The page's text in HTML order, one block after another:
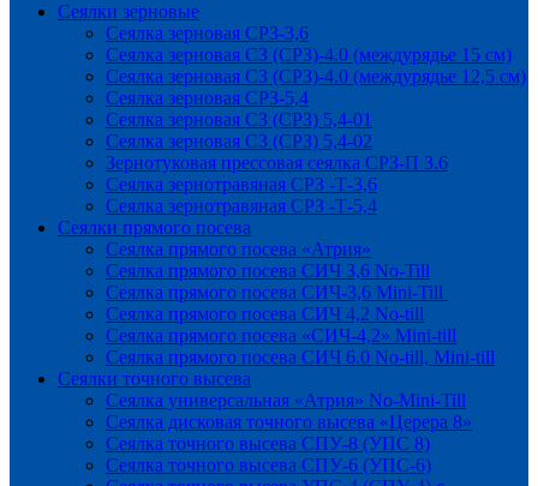
Сеялки зерновые
Сеялка зерновая СРЗ-3,6
Сеялка зерновая СЗ (СРЗ)-4.0 (междурядье 15 см)
Сеялка зерновая СЗ (СРЗ)-4.0 (междурядье 12,5 см)
Сеялка зерновая СРЗ-5,4
Сеялка зерновая СЗ (СРЗ) 5,4-01
Сеялка зерновая СЗ (СРЗ) 5,4-02
Зернотуковая прессовая сеялка СРЗ-П 3.6
Сеялка зернотравяная СРЗ -Т-3,6
Сеялка зернотравяная СРЗ -Т-5,4
Сеялки прямого посева
Сеялка прямого посева «Атрия»
Сеялка прямого посева СИЧ 3,6 No-Till
Сеялка прямого посева СИЧ-3,6 Mini-Till
Сеялка прямого посева СИЧ 4,2 No-till
Сеялка прямого посева «СИЧ-4,2» Mini-till
Сеялка прямого посева СИЧ 6.0 No-till, Mini-till
Сеялки точного высева
Сеялка универсальная «Атрия» No-Mini-Till
Сеялка дисковая точного высева «Церера 8»
Сеялка точного высева СПУ-8 (УПС 8)
Сеялка точного высева СПУ-6 (УПС-6)